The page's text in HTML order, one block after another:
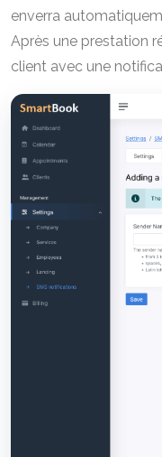
enverra
Après une prestation
client avec une